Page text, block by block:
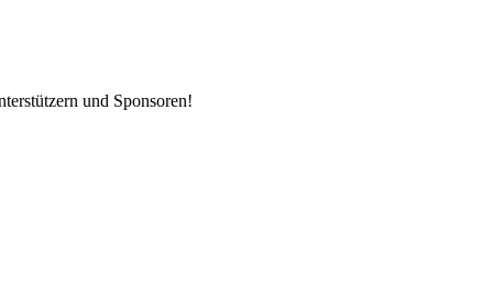
und Sponsoren!